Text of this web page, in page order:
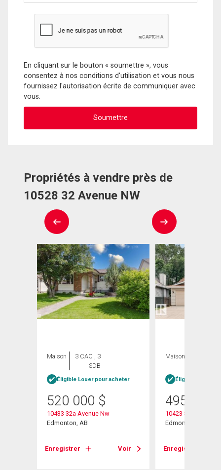
En cliquant sur le bouton « soumettre », vous
consentez à nos conditions d'utilisation et vous nous
fournissez l'autorisation écrite de communiquer avec
vous.
Propriétés à vendre près de
10528 32 Avenue NW
Maison
3 CAC , 3
SDB
Éligible Louer pour acheter
520 000 $
10433 32a Avenue Nw
Edmonton, AB
Enregistrer Voir
Maison
Éligible Louer
495 000
10423 33 Avenue
Edmonton, AB
Enregistrer